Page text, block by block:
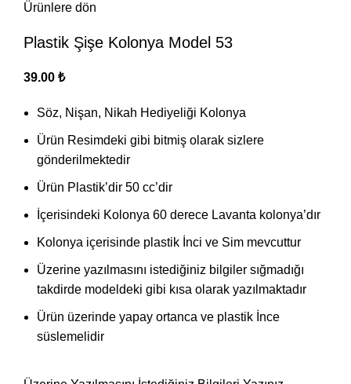
Ürünlere dön
Plastik Şişe Kolonya Model 53
39.00 ₺
Söz, Nişan, Nikah Hediyeliği Kolonya
Ürün Resimdeki gibi bitmiş olarak sizlere
gönderilmektedir
Ürün Plastik’dir 50 cc’dir
İçerisindeki Kolonya 60 derece Lavanta kolonya’dır
Kolonya içerisinde plastik İnci ve Sim mevcuttur
Üzerine yazılmasını istediğiniz bilgiler sığmadığı
takdirde modeldeki gibi kısa olarak yazılmaktadır
Ürün üzerinde yapay ortanca ve plastik İnce
süslemelidir